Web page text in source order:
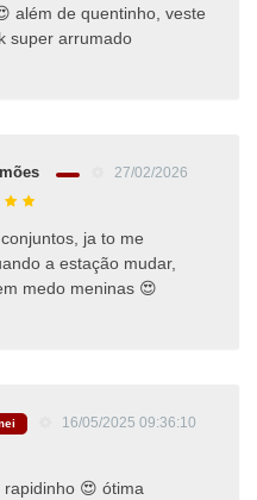
além de quentinho, veste
super arrumado
27/02/2026
ja to me
a estação mudar,
medo meninas 😍
16/05/2025 09:36:10
😍 ótima